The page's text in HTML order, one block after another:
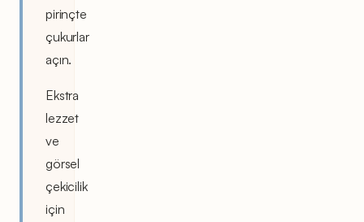
pirinçte
çukurlar
açın.
Ekstra
lezzet
ve
görsel
çekicilik
için